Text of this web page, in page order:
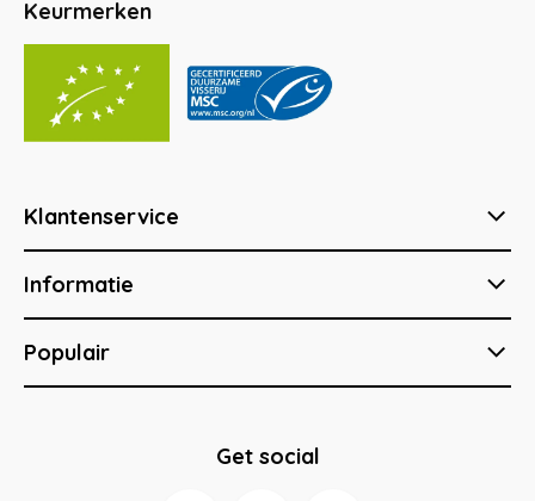
Keurmerken
Klantenservice
Informatie
Populair
Get social